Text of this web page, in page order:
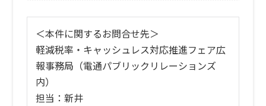
＜本件に関するお問合せ先＞
軽減税率・キャッシュレス対応推進フェア広
報事務局（電通パブリックリレーションズ
内）
担当：新井